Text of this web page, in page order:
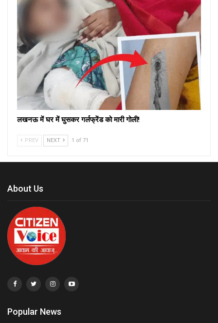
लखनऊ में घर में घुसकर गर्लफ्रेंड को मारी गोली!
PREV NEXT 1 of 71
About Us
Popular News